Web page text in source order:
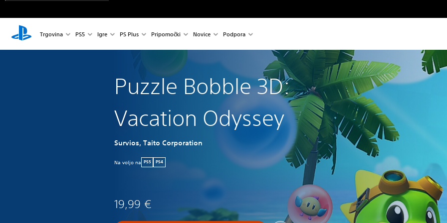
Trgovina PS5 Igre PS Plus Pripomočki Novice Podpora
Puzzle Bobble 3D:
Vacation Odyssey
Survios, Taito Corporation
Na voljo na PS5 PS4
19,99 €